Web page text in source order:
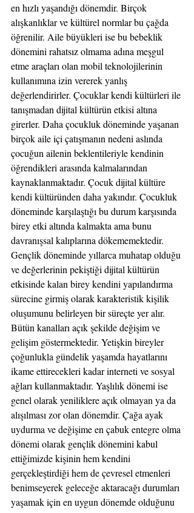
en hızlı yaşandığı dönemdir. Birçok
alışkanlıklar ve kültürel normlar bu çağda
öğrenilir. Aile büyükleri ise bu bebeklik
dönemini rahatsız olmama adına meşgul
etme araçları olan mobil teknolojilerinin
kullanımına izin vererek yanlış
değerlendirirler. Çocuklar kendi kültürleri ile
tanışmadan dijital kültürün etkisi altına
girerler. Daha çocukluk döneminde yaşanan
birçok aile içi çatışmanın nedeni aslında
çocuğun ailenin beklentileriyle kendinin
öğrendikleri arasında kalmalarından
kaynaklanmaktadır. Çocuk dijital kültüre
kendi kültüründen daha yakındır. Çocukluk
döneminde karşılaştığı bu durum karşısında
birey etki altında kalmakta ama bunu
davranışsal kalıplarına dökememektedir.
Gençlik döneminde yıllarca muhatap olduğu
ve değerlerinin pekiştiği dijital kültürün
etkisinde kalan birey kendini yapılandırma
sürecine girmiş olarak karakteristik kişilik
oluşumunu belirleyen bir süreçte yer alır.
Bütün kanalları açık şekilde değişim ve
gelişim göstermektedir. Yetişkin bireyler
çoğunlukla gündelik yaşamda hayatlarını
ikame ettirecekleri kadar interneti ve sosyal
ağları kullanmaktadır. Yaşlılık dönemi ise
genel olarak yeniliklere açık olmayan ya da
alışılması zor olan dönemdir. Çağa ayak
uydurma ve değişime en çabuk entegre olma
dönemi olarak gençlik dönemini kabul
ettiğimizde kişinin hem kendini
gerçekleştirdiği hem de çevresel etmenleri
benimseyerek geleceğe aktaracağı durumları
yaşamak için en uygun dönemde olduğunu